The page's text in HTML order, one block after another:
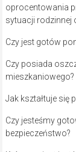
oprocentowania
sytuacji rodzinnej
Czy jest gotów
Czy posiada
mieszkaniowego?
Jak kształtuje
Czy jesteśmy
bezpieczeństwo?